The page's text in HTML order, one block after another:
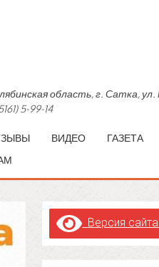
область, г. Сатка, ул.
5-99-14
ВИДЕО
ГАЗЕТА
Версия